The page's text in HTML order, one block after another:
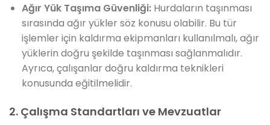
Ağır Yük Taşıma Güvenliği:Hurdaların taşınması
sırasında ağır yükler söz konusu olabilir. Bu tür
işlemler için kaldırma ekipmanları kullanılmalı, ağır
yüklerin doğru şekilde taşınması sağlanmalıdır.
Ayrıca, çalışanlar doğru kaldırma teknikleri
konusunda eğitilmelidir.
2. Çalışma Standartları ve Mevzuatlar